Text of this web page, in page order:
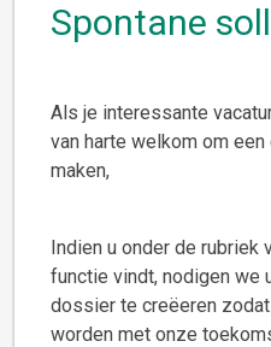
Spontane
Als je interessante
van harte welkom om
maken,
Indien u onder de rubriek
functie vindt, nodigen we
dossier te creëeren
worden met onze